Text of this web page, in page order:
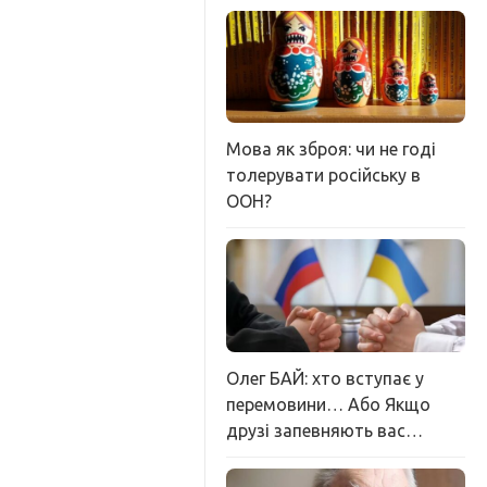
Мова як зброя: чи не годі
толерувати російську в
ООН?
Олег БАЙ: хто вступає у
перемовини… Або Якщо
друзі запевняють вас…